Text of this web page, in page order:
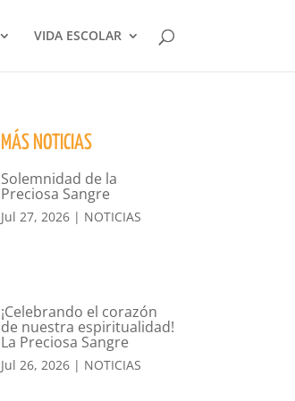
VIDA ESCOLAR
MÁS NOTICIAS
Solemnidad de la
Preciosa Sangre
Jul 27, 2026 | NOTICIAS
¡Celebrando el corazón
de nuestra espiritualidad!
La Preciosa Sangre
Jul 26, 2026 | NOTICIAS